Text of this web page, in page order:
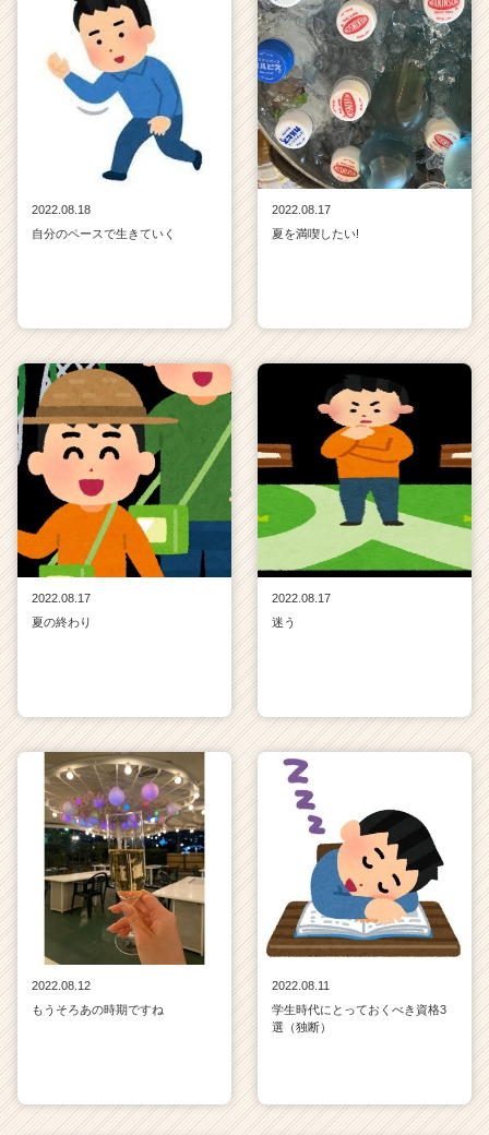
2022.08.18
自分のペースで生きていく
2022.08.17
夏を満喫したい!
2022.08.17
夏の終わり
2022.08.17
迷う
2022.08.12
もうそろあの時期ですね
2022.08.11
学生時代にとっておくべき資格3
選（独断）